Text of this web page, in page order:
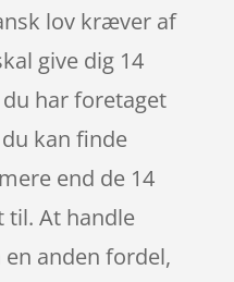
lov kræver af
give dig 14
har foretaget
kan finde
end de 14
til. At handle
anden fordel,